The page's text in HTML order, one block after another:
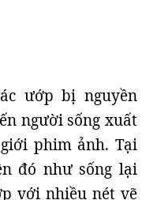
ướp bị nguyền
người sống xuất
phim ảnh. Tại
đó như sống lại
với nhiều nét vẽ